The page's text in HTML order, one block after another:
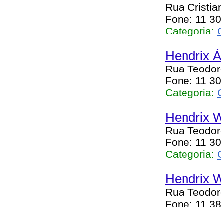
Rua
Fone: 11
Categoria:
Hendrix
Rua
Fone: 11
Categoria:
Hendrix
Rua
Fone: 11
Categoria:
Hendrix
Rua
Fone: 11